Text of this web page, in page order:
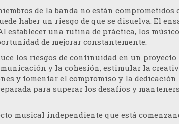
de la banda no están comprometidos
haber un riesgo de que se disuelva. El
establecer una rutina de práctica, los
de mejorar constantemente.
los riesgos de continuidad en un
y la cohesión, estimular la
y fomentar el compromiso y la
para superar los desafíos y
musical independiente que está